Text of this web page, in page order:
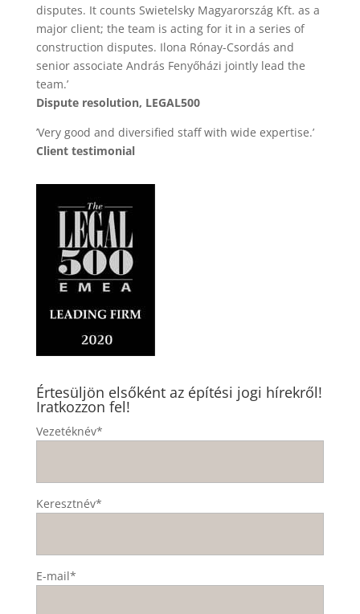
disputes. It counts Swietelsky Magyarország Kft. as a
major client; the team is acting for it in a series of
construction disputes. Ilona Rónay-Csordás and
senior associate András Fenyőházi jointly lead the
team.’
Dispute resolution, LEGAL500
’Very good and diversified staff with wide expertise.’
Client testimonial
Értesüljön elsőként az építési jogi hírekről!
Iratkozzon fel!
Vezetéknév*
Keresztnév*
E-mail*